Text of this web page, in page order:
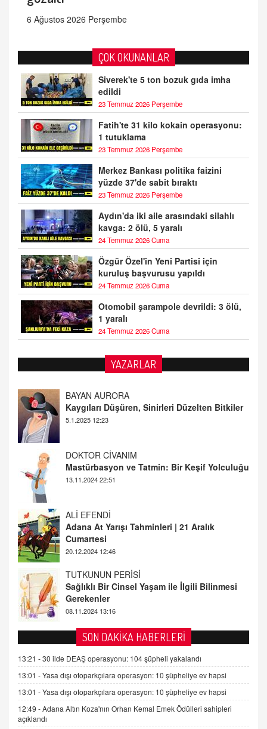
6 Ağustos 2026 Perşembe
ÇOK OKUNANLAR
Siverek'te 5 ton bozuk gıda imha
edildi
23 Temmuz 2026 Perşembe
Fatih'te 31 kilo kokain operasyonu:
1 tutuklama
23 Temmuz 2026 Perşembe
Merkez Bankası politika faizini
yüzde 37'de sabit bıraktı
23 Temmuz 2026 Perşembe
Aydın'da iki aile arasındaki silahlı
kavga: 2 ölü, 5 yaralı
24 Temmuz 2026 Cuma
Özgür Özel'in Yeni Partisi için
kuruluş başvurusu yapıldı
24 Temmuz 2026 Cuma
Otomobil şarampole devrildi: 3 ölü,
1 yaralı
24 Temmuz 2026 Cuma
YAZARLAR
DOKTOR CİVANIM
Mastürbasyon ve Tatmin: Bir Keşif Yolculuğu
13.11.2024 22:51
ALİ EFENDİ
Adana At Yarışı Tahminleri | 21 Aralık
Cumartesi
TUTKUNUN PERİSİ
Sağlıklı Bir Cinsel Yaşam ile İlgili Bilinmesi
Gerekenler
08.11.2024 13:16
FARUK ÖNALAN
Tezkere Onaylanmasaydı…
2 Kasım 2021 Salı 00:11
AV. DOĞAN CAN DOĞAN
Kişisel verilerin korunması ve dijital hukukun
gelişimi
SEHER EREK
Kış Ayları Geldi, Hangi Önlemler Alınmalı?
SON DAKİKA HABERLERİ
13:21 -30 ilde DEAŞ operasyonu: 104 şüpheli yakalandı
13:01 -Yasa dışı otoparkçılara operasyon: 10 şüpheliye ev hapsi
13:01 -Yasa dışı otoparkçılara operasyon: 10 şüpheliye ev hapsi
12:49 -Adana Altın Koza'nın Orhan Kemal Emek Ödülleri sahipleri
açıklandı